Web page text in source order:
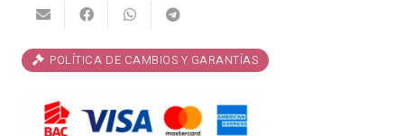
POLÍTICA DE CAMBIOS Y GARANTÍAS